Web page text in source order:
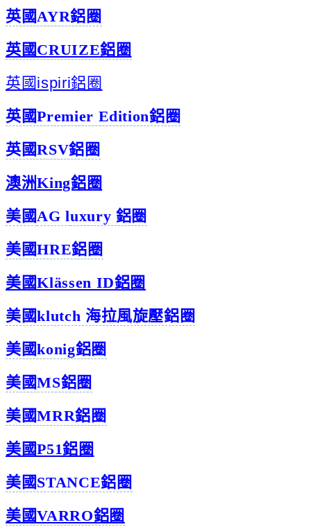
英國AYR鋁圈
英國CRUIZE鋁圈
英國ispiri鋁圈
英國Premier Edition鋁圈
英國RSV鋁圈
澳洲King鋁圈
美國AG luxury 鋁圈
美國HRE鋁圈
美國Klässen ID鋁圈
美國klutch 海拉風旋壓鋁圈
美國konig鋁圈
美國MS鋁圈
美國MRR鋁圈
美國P51鋁圈
美國STANCE鋁圈
美國VARRO鋁圈